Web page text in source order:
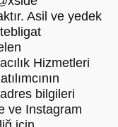
Asil ve yedek
Hizmetleri
bilgileri
ve Instagram